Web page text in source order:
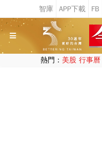
熱門： 美股 行事曆